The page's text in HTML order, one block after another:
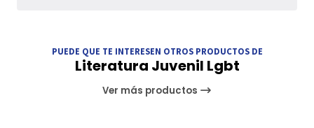
PUEDE QUE TE INTERESEN OTROS PRODUCTOS DE
Literatura Juvenil Lgbt
Ver más productos